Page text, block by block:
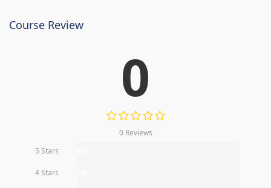
Course Review
0
0 Reviews
5 Stars
4 Stars